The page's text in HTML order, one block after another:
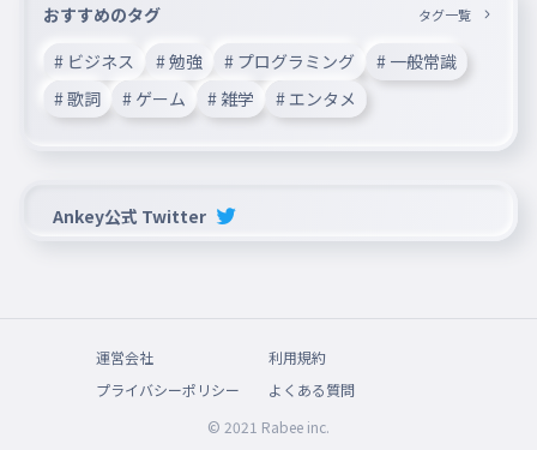
おすすめのタグ タグ一覧
# ビジネス # 勉強 # プログラミング
# 一般常識
# 歌詞
# ゲーム # 雑学 # エンタメ
Ankey公式 Twitter
運営会社
利用規約
プライバシーポリシー
よくある質問
© 2021 Rabee inc.